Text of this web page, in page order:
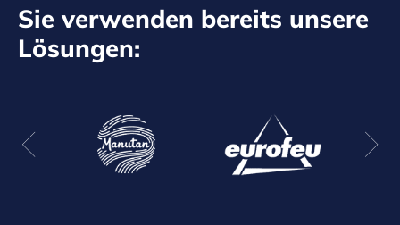
Sie verwenden bereits unsere
Lösungen: